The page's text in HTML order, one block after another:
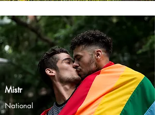
Mistr
National